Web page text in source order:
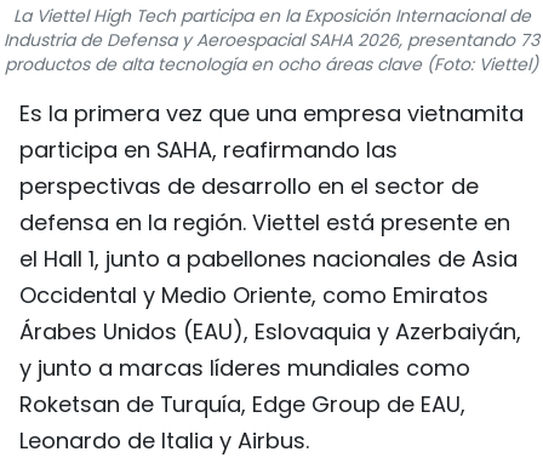
FRANÇAIS
РУССКИЙ
La Viettel High Tech participa en la Exposición Internacional de
Industria de Defensa y Aeroespacial SAHA 2026, presentando 73
productos de alta tecnología en ocho áreas clave (Foto: Viettel)
Es la primera vez que una empresa vietnamita
participa en SAHA, reafirmando las
perspectivas de desarrollo en el sector de
defensa en la región. Viettel está presente en
el Hall 1, junto a pabellones nacionales de Asia
Occidental y Medio Oriente, como Emiratos
Árabes Unidos (EAU), Eslovaquia y Azerbaiyán,
y junto a marcas líderes mundiales como
Roketsan de Turquía, Edge Group de EAU,
Leonardo de Italia y Airbus.